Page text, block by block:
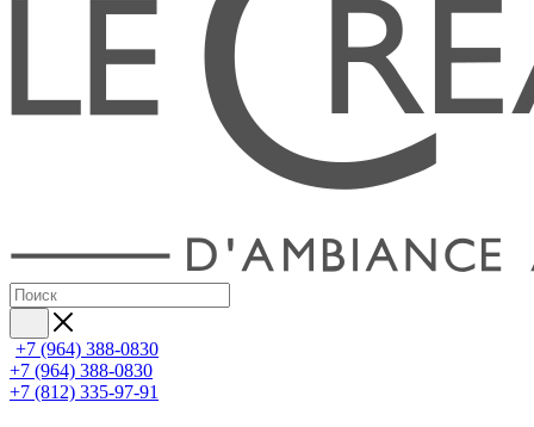
+7 (964) 388-0830
+7 (964) 388-0830
+7 (812) 335-97-91